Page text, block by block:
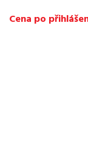
Cena po